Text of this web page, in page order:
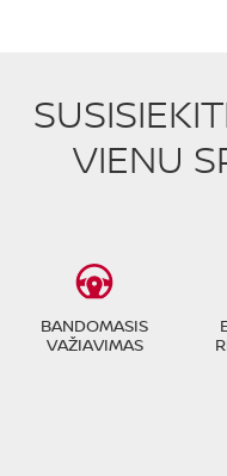
VIENU
BANDOMASIS
VAŽIAVIMAS